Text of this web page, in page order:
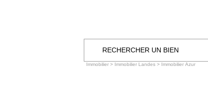
RECHERCHER UN BIEN
Immobilier > Immobilier Landes > Immobilier Azur